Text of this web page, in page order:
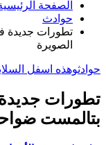
الصفحة
حوادث
تطورات جديدة
الصويرة
حوادثوهذه اسفل
تطورات
بتالمست